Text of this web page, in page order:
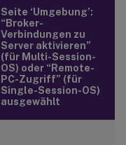
Seite ‘Umgebung’:
“Broker-
Verbindungen zu
Server aktivieren”
(für Multi-Session-
OS) oder “Remote-
PC-Zugriff” (für
Single-Session-OS)
ausgewählt